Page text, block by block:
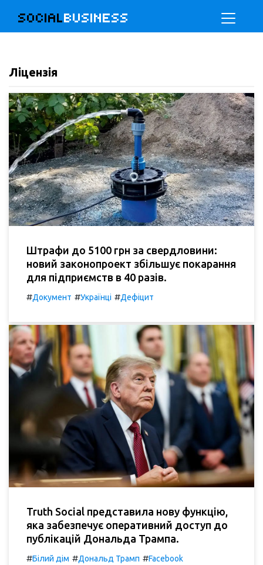
SOCIALBUSINESS
Ліцензія
Штрафи до 5100 грн за свердловини:
новий законопроект збільшує покарання
для підприємств в 40 разів.
#Документ #Українці #Дефіцит
Truth Social представила нову функцію,
яка забезпечує оперативний доступ до
публікацій Дональда Трампа.
#Білий дім #Дональд Трамп #Facebook